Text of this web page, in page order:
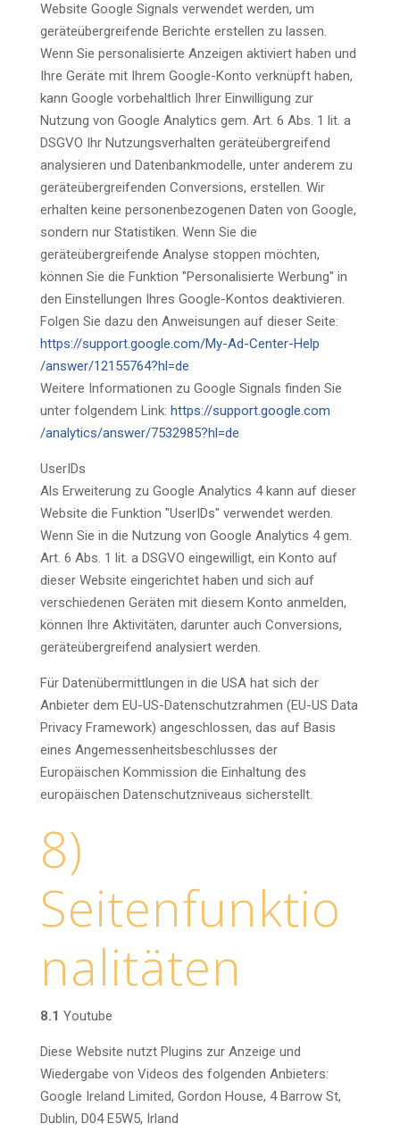
Website Google Signals verwendet werden, um
geräteübergreifende Berichte erstellen zu lassen.
Wenn Sie personalisierte Anzeigen aktiviert haben und
Ihre Geräte mit Ihrem Google-Konto verknüpft haben,
kann Google vorbehaltlich Ihrer Einwilligung zur
Nutzung von Google Analytics gem. Art. 6 Abs. 1 lit. a
DSGVO Ihr Nutzungsverhalten geräteübergreifend
analysieren und Datenbankmodelle, unter anderem zu
geräteübergreifenden Conversions, erstellen. Wir
erhalten keine personenbezogenen Daten von Google,
sondern nur Statistiken. Wenn Sie die
geräteübergreifende Analyse stoppen möchten,
können Sie die Funktion "Personalisierte Werbung" in
den Einstellungen Ihres Google-Kontos deaktivieren.
Folgen Sie dazu den Anweisungen auf dieser Seite:
https://support.google.com/My-Ad-Center-Help
/answer/12155764?hl=de
Weitere Informationen zu Google Signals finden Sie
unter folgendem Link: https://support.google.com
/analytics/answer/7532985?hl=de
UserIDs
Als Erweiterung zu Google Analytics 4 kann auf dieser
Website die Funktion "UserIDs" verwendet werden.
Wenn Sie in die Nutzung von Google Analytics 4 gem.
Art. 6 Abs. 1 lit. a DSGVO eingewilligt, ein Konto auf
dieser Website eingerichtet haben und sich auf
verschiedenen Geräten mit diesem Konto anmelden,
können Ihre Aktivitäten, darunter auch Conversions,
geräteübergreifend analysiert werden.
Für Datenübermittlungen in die USA hat sich der
Anbieter dem EU-US-Datenschutzrahmen (EU-US Data
Privacy Framework) angeschlossen, das auf Basis
eines Angemessenheitsbeschlusses der
Europäischen Kommission die Einhaltung des
europäischen Datenschutzniveaus sicherstellt.
8)
Seitenfunktio
nalitäten
8.1 Youtube
Diese Website nutzt Plugins zur Anzeige und
Wiedergabe von Videos des folgenden Anbieters:
Google Ireland Limited, Gordon House, 4 Barrow St,
Dublin, D04 E5W5, Irland